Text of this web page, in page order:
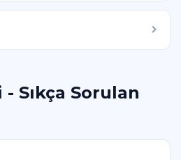
Sıkça Sorulan